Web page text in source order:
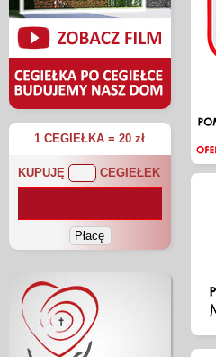
1 CEGIEŁKA = 20 zł
KUPUJĘ CEGIEŁEK